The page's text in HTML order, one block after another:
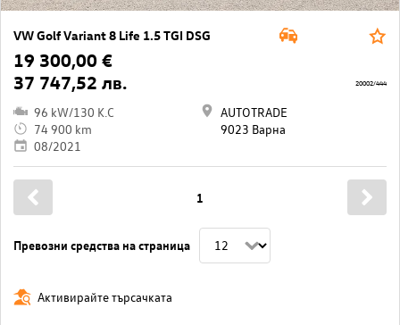
VW Golf Variant 8 Life 1.5 TGI DSG
19 300,00 €
37 747,52 лв.
96 kW/130 K.C
74 900 km
08/2021
AUTOTRADE
9023 Варна
20002/444
Превозни средства на страница
1
Активирайте търсачката